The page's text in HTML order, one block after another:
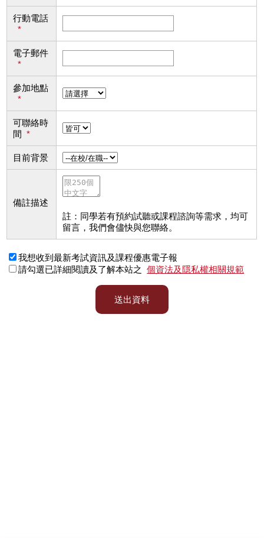
行動電話
*
電子郵件
*
參加地點
*
可聯絡時
間 *
目前背景
備註描述
註：同學若有預約試聽或課程諮詢等需求，均可
留言，我們會儘快與您聯絡。
我想收到最新考試資訊及課程優惠電子報
請勾選已詳細閱讀及了解本站之
個資法及隱私權相關規範
送出資料